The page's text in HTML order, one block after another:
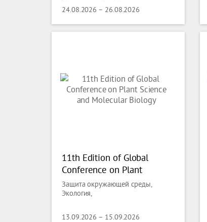
Энергетика, Защита окружающей
среды, Экология, Освещение,
Технологии Освещения,
24.08.2026 – 26.08.2026
11th Edition of Global
Conference on Plant
Science and Molecular
Biology
Защита окружающей среды,
Экология,
13.09.2026 – 15.09.2026